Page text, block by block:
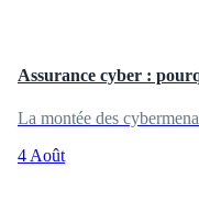
Assurance cyber :
La montée des
4 Août